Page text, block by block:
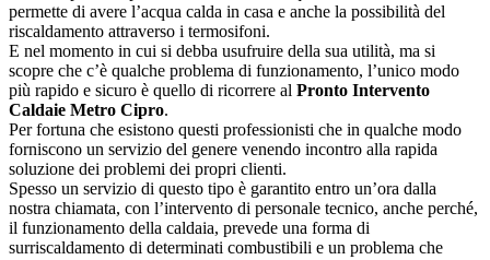
permette di avere l’acqua calda in casa e anche la possibilità del
riscaldamento attraverso i termosifoni.
E nel momento in cui si debba usufruire della sua utilità, ma si
scopre che c’è qualche problema di funzionamento, l’unico modo
più rapido e sicuro è quello di ricorrere al Pronto Intervento
Caldaie Metro Cipro.
Per fortuna che esistono questi professionisti che in qualche modo
forniscono un servizio del genere venendo incontro alla rapida
soluzione dei problemi dei propri clienti.
Spesso un servizio di questo tipo è garantito entro un’ora dalla
nostra chiamata, con l’intervento di personale tecnico, anche perché,
il funzionamento della caldaia, prevede una forma di
surriscaldamento di determinati combustibili e un problema che